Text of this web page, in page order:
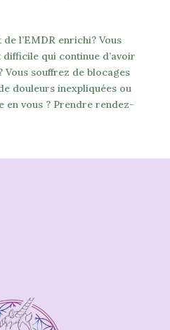
l’EMDR enrichi? Vous
difficile qui continue d’avoir
Vous souffrez de blocages
douleurs inexpliquées ou
en vous ? Prendre rendez-